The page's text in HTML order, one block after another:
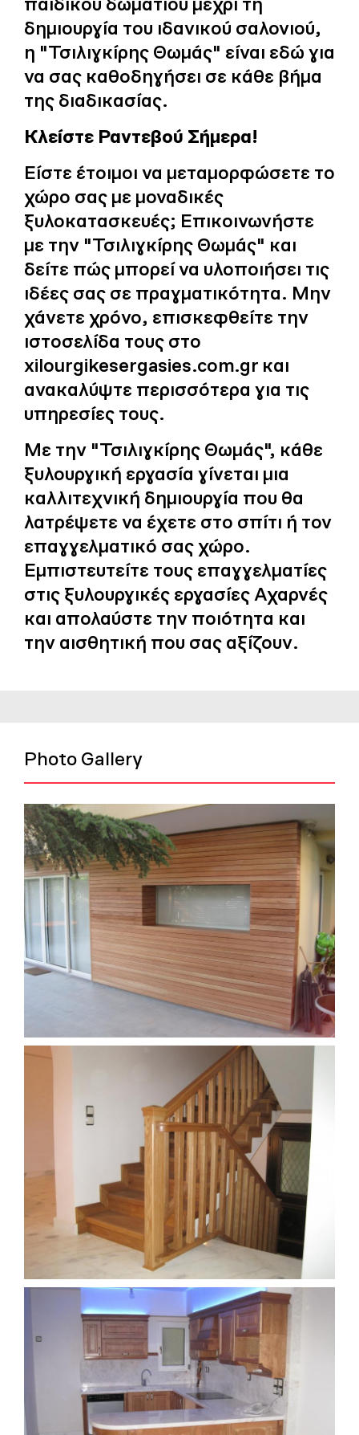
δημιουργία του ιδανικού σαλονιού,
η "Τσιλιγκίρης Θωμάς" είναι εδώ για
να σας καθοδηγήσει σε κάθε βήμα
της διαδικασίας.
Κλείστε Ραντεβού Σήμερα!
Είστε έτοιμοι να μεταμορφώσετε το
χώρο σας με μοναδικές
ξυλοκατασκευές; Επικοινωνήστε
με την "Τσιλιγκίρης Θωμάς" και
δείτε πώς μπορεί να υλοποιήσει τις
ιδέες σας σε πραγματικότητα. Μην
χάνετε χρόνο, επισκεφθείτε την
ιστοσελίδα τους στο
xilourgikesergasies.com.gr και
ανακαλύψτε περισσότερα για τις
υπηρεσίες τους.
Με την "Τσιλιγκίρης Θωμάς", κάθε
ξυλουργική εργασία γίνεται μια
καλλιτεχνική δημιουργία που θα
λατρέψετε να έχετε στο σπίτι ή τον
επαγγελματικό σας χώρο.
Εμπιστευτείτε τους επαγγελματίες
στις ξυλουργικές εργασίες Αχαρνές
και απολαύστε την ποιότητα και
την αισθητική που σας αξίζουν.
Photo Gallery